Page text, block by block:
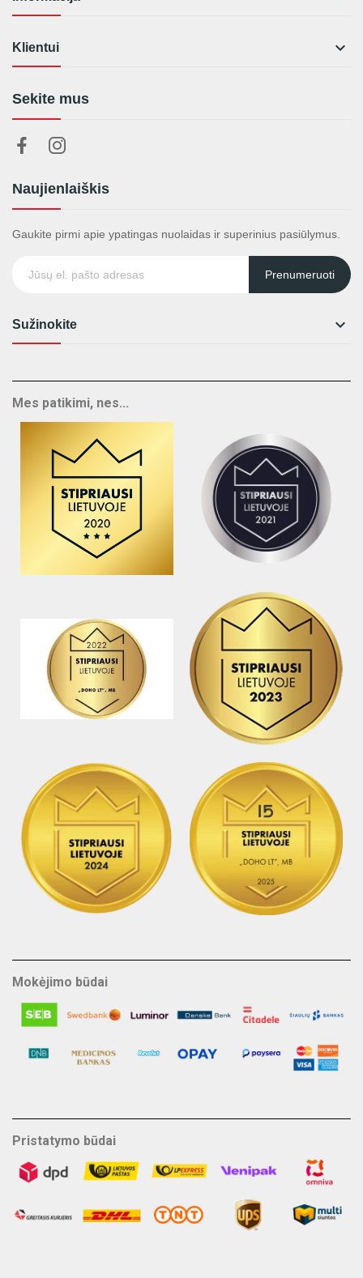
Klientui 
Sekite mus
Naujienlaiškis
Gaukite pirmi apie ypatingas nuolaidas ir superinius pasiūlymus.
Prenumeruoti
Sužinokite 
Mes patikimi, nes...
Mokėjimo būdai
Pristatymo būdai